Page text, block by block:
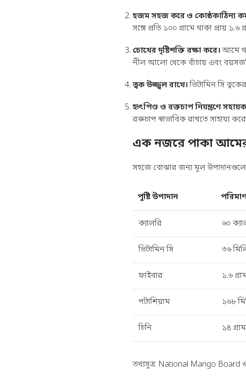
হজম সহজ করে ও কোষ্ঠকাঠিন্য
সঙ্গে প্রতি ১০০ গ্রামে থাকা প্রায়
চোখের দৃষ্টিশক্তি রক্ষা করে।আমে
নীল আলো থেকে বাঁচায় এবং
ত্বক উজ্জ্বল রাখে।ভিটামিন সি
হৃৎপিণ্ড ও রক্তচাপ নিয়ন্ত্রণে
রক্তচাপ স্বাভাবিক রাখতে সাহায্য
এক নজরে পাকা আমের
সহজে বোঝার জন্য মূল
পুষ্টি উপাদান
ক্যালরি ৬০
ভিটামিন সি ৩৬
ফাইবার ১.৬
পটাশিয়াম ১৬৮
চিনি ১৪ গ্রাম
তথ্যসূত্র: National Mango Board